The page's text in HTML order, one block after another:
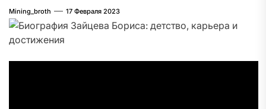
Mining_broth 17 Февраля 2023